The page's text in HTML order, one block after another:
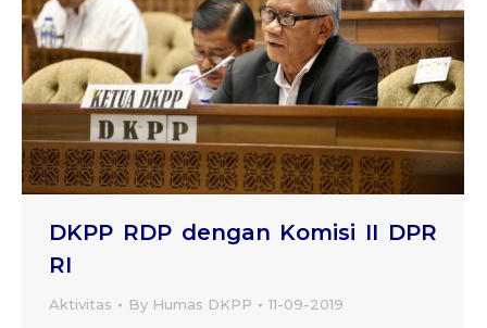
DKPP RDP dengan Komisi II DPR
RI
Aktivitas By Humas DKPP 11-09-2019